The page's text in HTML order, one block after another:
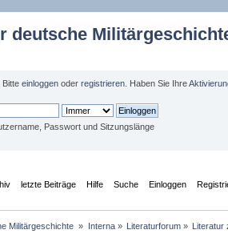
deutsche
. Bitte einloggen oder registrieren . Haben Sie Ihre
Passwort und Sitzungslänge
letzte Beiträge Hilfe Suche Einloggen
Militärgeschichte » Interna» Literaturforum» Literatur